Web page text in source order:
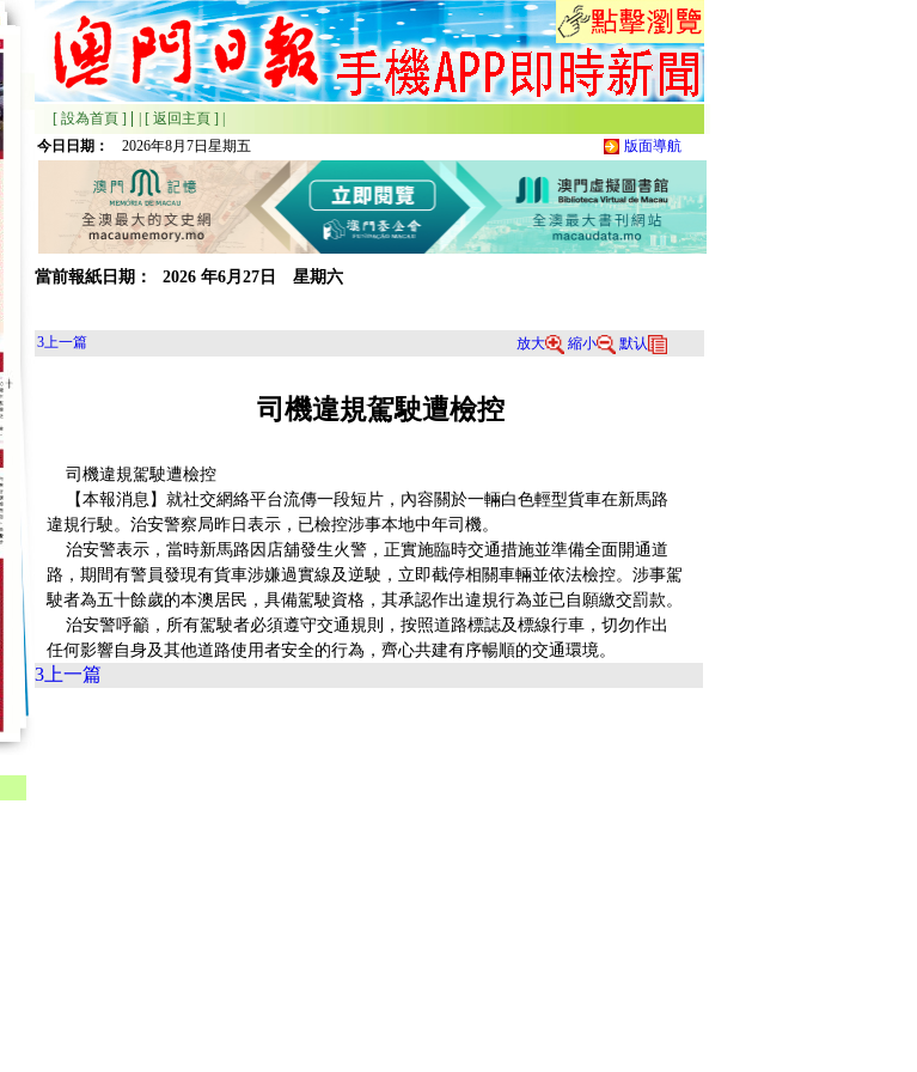
[ 設為首頁 ] [ 返回主頁 ]
今日日期：
2026年8月7日星期五 版面導航
當前報紙日期： 2026 年6月 27日 星期六
3上一篇 放大 縮小 默认
司機違規駕駛遭檢控
司機違規駕駛遭檢控
【本報消息】就社交網絡平台流傳一段短片，內容關於一輛白色輕型貨車在新馬路
違規行駛。治安警察局昨日表示，已檢控涉事本地中年司機。
治安警表示，當時新馬路因店舖發生火警，正實施臨時交通措施並準備全面開通道
路，期間有警員發現有貨車涉嫌過實線及逆駛，立即截停相關車輛並依法檢控。涉事駕
駛者為五十餘歲的本澳居民，具備駕駛資格，其承認作出違規行為並已自願繳交罰款。
治安警呼籲，所有駕駛者必須遵守交通規則，按照道路標誌及標線行車，切勿作出
任何影響自身及其他道路使用者安全的行為，齊心共建有序暢順的交通環境。
3 上一篇